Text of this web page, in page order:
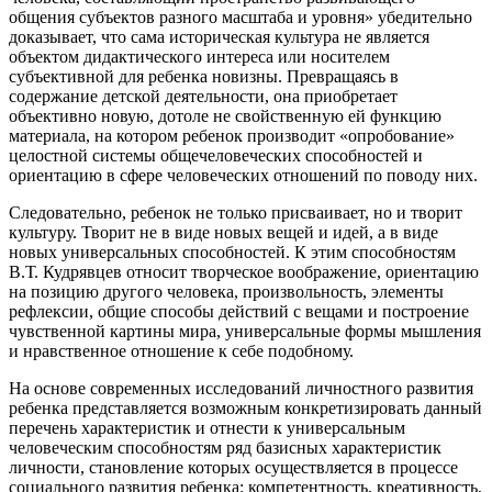
общения субъектов разного масштаба и уровня» убедительно
доказывает, что сама историческая культура не является
объектом дидактического интереса или носителем
субъективной для ребенка новизны. Превращаясь в
содержание детской деятельности, она приобретает
объективно новую, дотоле не свойственную ей функцию
материала, на котором ребенок производит «опробование»
целостной системы общечеловеческих способностей и
ориентацию в сфере человеческих отношений по поводу них.
Следовательно, ребенок не только присваивает, но и творит
культуру. Творит не в виде новых вещей и идей, а в виде
новых универсальных способностей. К этим способностям
В.Т. Кудрявцев относит творческое воображение, ориентацию
на позицию другого человека, произвольность, элементы
рефлексии, общие способы действий с вещами и построение
чувственной картины мира, универсальные формы мышления
и нравственное отношение к себе подобному.
На основе современных исследований личностного развития
ребенка представляется возможным конкретизировать данный
перечень характеристик и отнести к универсальным
человеческим способностям ряд базисных характеристик
личности, становление которых осуществляется в процессе
социального развития ребенка: компетентность, креативность,